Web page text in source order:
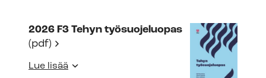
2026 F3 Tehyn työsuojeluopas
(pdf)
Lue lisää